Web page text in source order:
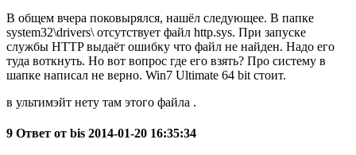
В общем вчера поковырялся, нашёл следующее. В папке
system32\drivers\ отсутствует файл http.sys. При запуске
службы HTTP выдаёт ошибку что файл не найден. Надо его
туда воткнуть. Но вот вопрос где его взять? Про систему в
шапке написал не верно. Win7 Ultimate 64 bit стоит.
в ультимэйт нету там этого файла .
9 Ответ от bis 2014-01-20 16:35:34